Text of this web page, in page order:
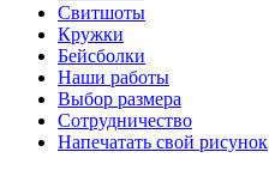
Свитшоты
Кружки
Бейсболки
Наши работы
Выбор размера
Сотрудничество
Напечатать свой рисунок